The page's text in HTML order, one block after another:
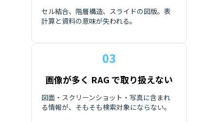
セル結合、階層構造、スライドの図版。表
計算と資料の意味が失われる。
03
画像が多く RAG で取り扱えない
図面・スクリーンショット・写真に含まれ
る情報が、そもそも検索対象にならない。